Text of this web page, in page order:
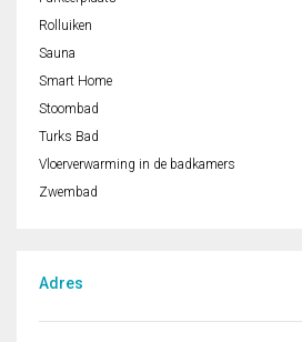
Rolluiken
Sauna
Smart Home
Stoombad
Turks Bad
Vloerverwarming in de badkamers
Zwembad
Adres